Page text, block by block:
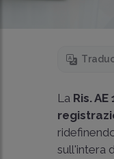
La Ris.
sull'intera